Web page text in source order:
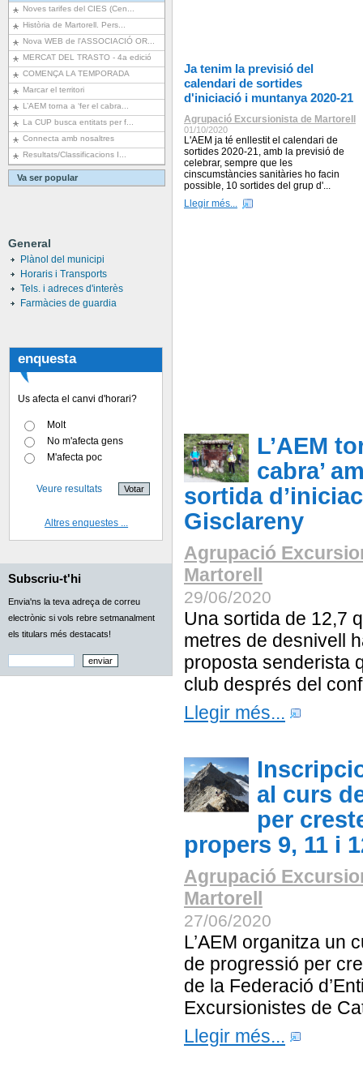
Noves tarifes del CIES (Cen...
Història de Martorell. Pers...
Nova WEB de l'ASSOCIACIÓ OR...
MERCAT DEL TRASTO - 4a edició
COMENÇA LA TEMPORADA
Marcar el territori
L’AEM torna a ‘fer el cabra...
La CUP busca entitats per f...
Connecta amb nosaltres
Resultats/Classificacions I...
Va ser popular
General
Plànol del municipi
Horaris i Transports
Tels. i adreces d'interès
Farmàcies de guardia
enquesta
Us afecta el canvi d'horari?
Molt
No m'afecta gens
M'afecta poc
Veure resultats
Altres enquestes ...
Subscriu-t'hi
Envia'ns la teva adreça de correu
electrònic si vols rebre setmanalment
els titulars més destacats!
Ja tenim la previsió del
calendari de sortides
d'iniciació i muntanya 2020-21
Agrupació Excursionista de Martorell
01/10/2020
L'AEM ja té enllestit el calendari de
sortides 2020-21, amb la previsió de
celebrar, sempre que les
cinscumstàncies sanitàries ho facin
possible, 10 sortides del grup d'...
Llegir més...
L’AEM
cabra’
sortida
Gisclareny
Agrupació
Martorell
29/06/2020
Una sortida de 12,7
metres de desnivell
proposta senderista
club després del
Llegir més...
al curs
per
propers 9, 11 i
Agrupació
Martorell
27/06/2020
L’AEM organitza un
de progressió per
de la Federació
Excursionistes de
Llegir més...